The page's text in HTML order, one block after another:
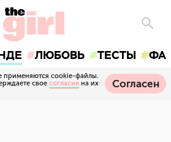
ЛЮБОВЬ ТЕСТЫ
применяются cookie-файлы.
свое согласие на их
Согласен